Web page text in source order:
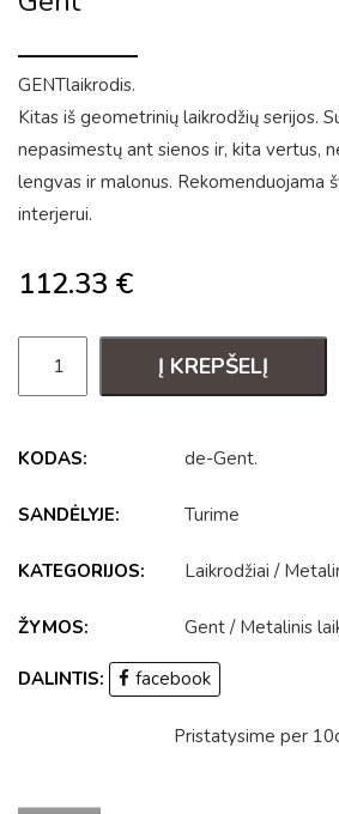
GENTlaikrodis.
Kitas iš geometrinių laikrodžių serijos.
nepasimestų ant sienos ir, kita vertus,
lengvas ir malonus. Rekomenduojama
interjerui.
112.33 €
Į KREPŠELĮ
KODAS: de-Gent.
SANDĖLYJE: Turime
KATEGORIJOS: Laikrodžiai /
ŽYMOS: Gent / Metalinis
DALINTIS: facebook
Pristatysime per